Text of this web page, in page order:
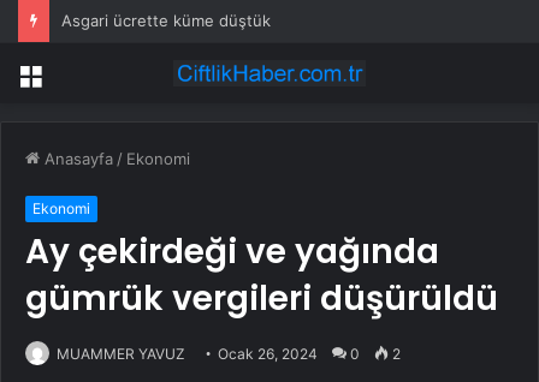
Asgari ücrette küme düştük
Menü
Anasayfa / Ekonomi
Ekonomi
Ay çekirdeği ve yağında
gümrük vergileri düşürüldü
MUAMMER YAVUZ Ocak 26, 2024 0 2